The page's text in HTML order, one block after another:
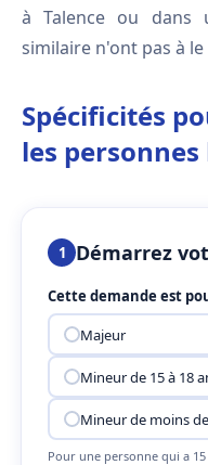
à Talence ou dans
similaire n'ont pas à
Spécificités
les
1 Démarrez
Cette demande est
Majeur
Mineur de 15 à 18
Mineur de moins
Pour une personne qui a